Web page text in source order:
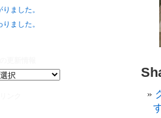
ました。
ました。